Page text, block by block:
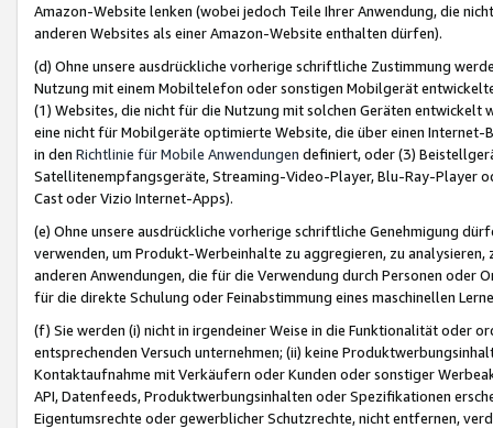
Amazon-Website lenken (wobei jedoch Teile Ihrer Anwendung, die
anderen Websites als einer Amazon-Website enthalten dürfen).
(d) Ohne unsere ausdrückliche vorherige schriftliche Zustimmung
Nutzung mit einem Mobiltelefon oder sonstigen Mobilgerät
(1) Websites, die nicht für die Nutzung mit solchen Geräten
eine nicht für Mobilgeräte optimierte Website, die über einen
in den Richtlinie für Mobile Anwendungen definiert, oder (3)
Satellitenempfangsgeräte, Streaming-Video-Player, Blu-Ray-Player
Cast oder Vizio Internet-Apps).
(e) Ohne unsere ausdrückliche vorherige schriftliche Genehmigung
verwenden, um Produkt-Werbeinhalte zu aggregieren, zu
anderen Anwendungen, die für die Verwendung durch Personen
für die direkte Schulung oder Feinabstimmung eines maschinellen
(f) Sie werden (i) nicht in irgendeiner Weise in die Funktionalität oder
entsprechenden Versuch unternehmen; (ii) keine
Kontaktaufnahme mit Verkäufern oder Kunden oder sonstiger
API, Datenfeeds, Produktwerbungsinhalten oder Spezifikationen
Eigentumsrechte oder gewerblicher Schutzrechte, nicht entfernen,